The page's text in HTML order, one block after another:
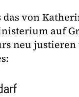
von
auf
neu